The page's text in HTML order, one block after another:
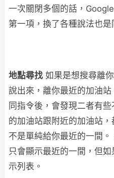
一次關閉多個的話，
第一項，換了各種說法也是
地點尋找 如果是想搜尋離
說出來，離你最近的加油
同指令後，會發現二者有
的加油站跟附近的加油站
不是單純給你最近的一間
只會顯示最近的一間，但
示列表。